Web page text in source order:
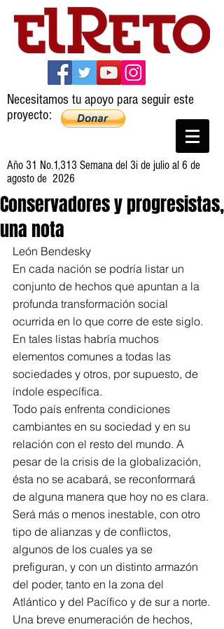
Necesitamos tu apoyo para seguir este
proyecto:
Año 31 No.1,313 Semana del 3i de julio al 6 de
agosto de 2026
Conservadores y progresistas,
una nota
León Bendesky
En cada nación se podría listar un
conjunto de hechos que apuntan a la
profunda transformación social
ocurrida en lo que corre de este siglo.
En tales listas habría muchos
elementos comunes a todas las
sociedades y otros, por supuesto, de
índole específica.
Todo país enfrenta condiciones
cambiantes en su sociedad y en su
relación con el resto del mundo. A
pesar de la crisis de la globalización,
ésta no se acabará, se reconformará
de alguna manera que hoy no es clara.
Será más o menos inestable, con otro
tipo de alianzas y de conflictos,
algunos de los cuales ya se
prefiguran, y con un distinto armazón
del poder, tanto en la zona del
Atlántico y del Pacífico y de sur a norte.
Una breve enumeración de hechos,